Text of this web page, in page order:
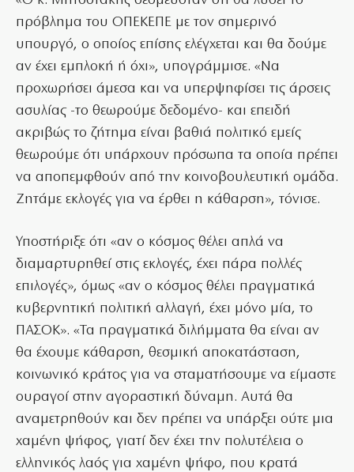
πρόβλημα του ΟΠΕΚΕΠΕ με τον σημερινό
υπουργό, ο οποίος επίσης ελέγχεται και θα δούμε
αν έχει εμπλοκή ή όχι», υπογράμμισε. «Να
προχωρήσει άμεσα και να υπερψηφίσει τις άρσεις
ασυλίας -το θεωρούμε δεδομένο- και επειδή
ακριβώς το ζήτημα είναι βαθιά πολιτικό εμείς
θεωρούμε ότι υπάρχουν πρόσωπα τα οποία πρέπει
να αποπεμφθούν από την κοινοβουλευτική ομάδα.
Ζητάμε εκλογές για να έρθει η κάθαρση», τόνισε.
Υποστήριξε ότι «αν ο κόσμος θέλει απλά να
διαμαρτυρηθεί στις εκλογές, έχει πάρα πολλές
επιλογές», όμως «αν ο κόσμος θέλει πραγματικά
κυβερνητική πολιτική αλλαγή, έχει μόνο μία, το
ΠΑΣΟΚ». «Τα πραγματικά διλήμματα θα είναι αν
θα έχουμε κάθαρση, θεσμική αποκατάσταση,
κοινωνικό κράτος για να σταματήσουμε να είμαστε
ουραγοί στην αγοραστική δύναμη. Αυτά θα
αναμετρηθούν και δεν πρέπει να υπάρξει ούτε μια
χαμένη ψήφος, γιατί δεν έχει την πολυτέλεια ο
ελληνικός λαός για χαμένη ψήφο, που κρατά